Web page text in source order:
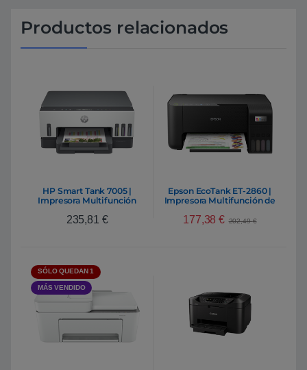
Productos relacionados
HP Smart Tank 7005 |
Impresora Multifunción
235,81 €
Epson EcoTank ET-2860 |
Impresora Multifunción de
5760 x 1440 DPI 33 ppm
177,38€ 202,49€
SÓLO QUEDAN 1
MÁS VENDIDO